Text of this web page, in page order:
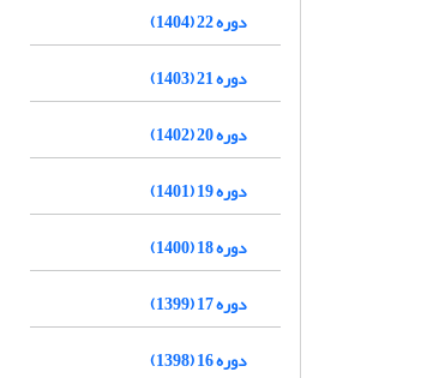
دوره 22 (1404)
دوره 21 (1403)
دوره 20 (1402)
دوره 19 (1401)
دوره 18 (1400)
دوره 17 (1399)
دوره 16 (1398)